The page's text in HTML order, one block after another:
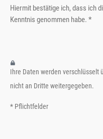
Hiermit bestätige ich, dass ich
Kenntnis genommen habe. *
Ihre Daten werden verschlüsselt
nicht an Dritte weitergegeben.
* Pflichtfelder